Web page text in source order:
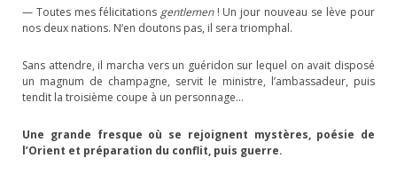
— Toutes mes félicitations gentlemen! Un jour nouveau se lève pour
nos deux nations. N’en doutons pas, il sera triomphal.
Sans attendre, il marcha vers un guéridon sur lequel on avait disposé
un magnum de champagne, servit le ministre, l’ambassadeur, puis
tendit la troisième coupe à un personnage…
Une grande fresque où se rejoignent mystères, poésie de
l’Orient et préparation du conflit, puis guerre.